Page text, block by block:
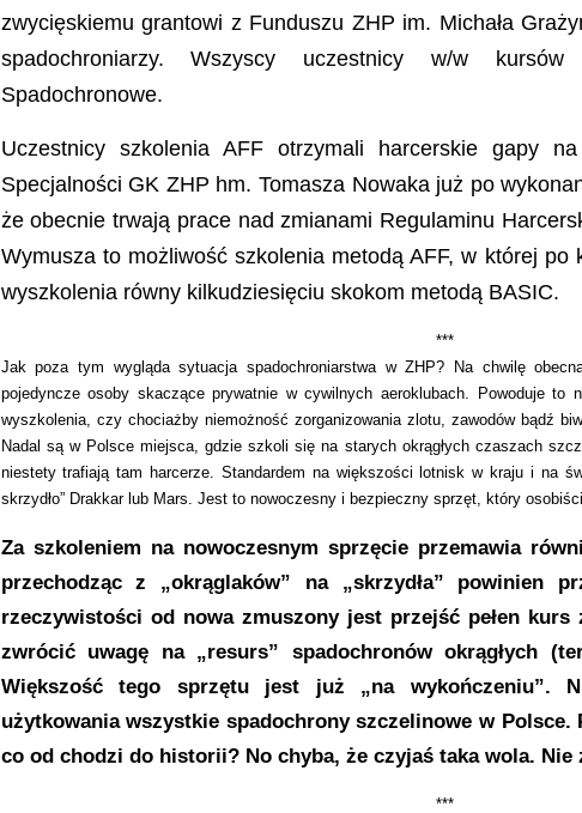
zwycięskiemu grantowi z Funduszu ZHP im. Michała
spadochroniarzy. Wszyscy uczestnicy w/w
Spadochronowe.
Uczestnicy szkolenia AFF otrzymali harcerskie gapy
Specjalności GK ZHP hm. Tomasza Nowaka już po
że obecnie trwają prace nad zmianami Regulaminu
Wymusza to możliwość szkolenia metodą AFF, w której po
wyszkolenia równy kilkudziesięciu skokom metodą BASIC.
***
Jak poza tym wygląda sytuacja spadochroniarstwa w ZHP? Na chwilę
pojedyncze osoby skaczące prywatnie w cywilnych aeroklubach. Powoduje to
wyszkolenia, czy chociażby niemożność zorganizowania zlotu, zawodów bądź
Nadal są w Polsce miejsca, gdzie szkoli się na starych okrągłych czaszach
niestety trafiają tam harcerze. Standardem na większości lotnisk w kraju i na
skrzydło” Drakkar lub Mars. Jest to nowoczesny i bezpieczny sprzęt, który
Za szkoleniem na nowoczesnym sprzęcie przemawia
przechodząc z „okrąglaków” na „skrzydła” powinien
rzeczywistości od nowa zmuszony jest przejść pełen kurs
zwrócić uwagę na „resurs” spadochronów okrągłych
Większość tego sprzętu jest już „na wykończeniu”.
użytkowania wszystkie spadochrony szczelinowe w
co od chodzi do historii? No chyba, że czyjaś taka wola. Nie
***